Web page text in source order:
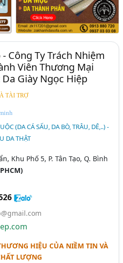
Công Ty Trách Nhiệm
Viên Thương Mại
Giày Ngọc Hiệp
TÀI TRỢ
(DA CÁ SẤU, DA BÒ, TRÂU, DÊ,..) -
DA THẬT
Khu Phố 5, P. Tân Tạo, Q. Bình
HIỆU CỦA NIỀM TIN VÀ
LƯỢNG